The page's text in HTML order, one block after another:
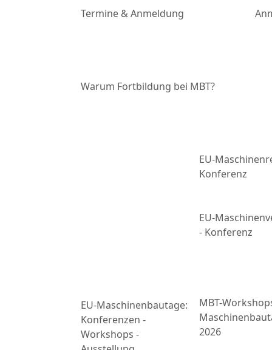
Termine & Anmeldung
Warum Fortbildung bei MBT?
EU-Maschinenbautage:
Konferenzen -
Workshops -
EU-
Konferenz
EU-
- Konferenz
MBT-
2026